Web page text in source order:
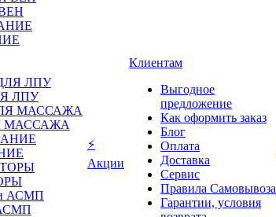
ЛПУ
МАССАЖА
⚡
Акции
Клиентам
Выгодное
предложение
Как оформить заказ
Блог
Оплата
Доставка
Сервис
Правила Самовывоза
Гарантии, условия